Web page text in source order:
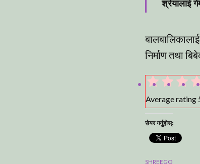
श्रेयालाई
निर्माण तथा
Average rating
सेयर गर्नुहोस्:
SHREEGO